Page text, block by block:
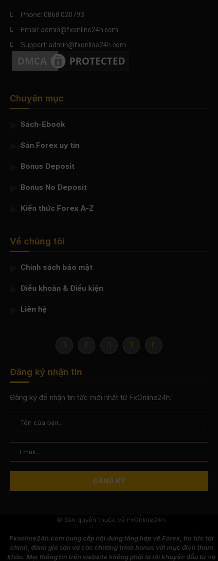
Phone: 0868 020793
Email: admin@fxonline24h.com
Support: admin@fxonline24h.com
Chuyên mục
Sách-Ebook
Sàn Forex uy tín
Bonus Deposit
Bonus No Deposit
Kiến thức Forex A-Z
Về chúng tôi
Chính sách bảo mật
Điều khoản & Điều kiện
Liên hệ
Đăng ký nhận tin
Đăng ký để nhận tin tức mới nhất từ FxOnline24h!
© Bản quyền thuộc về FxOnline24h.
Fxonline24h.com cung cấp nội dung tổng hợp về Forex, tin tức tài
chính, đánh giá sàn và các chương trình bonus với mục đích tham
khảo. Mọi thông tin trên website không phải là lời khuyên đầu tư và